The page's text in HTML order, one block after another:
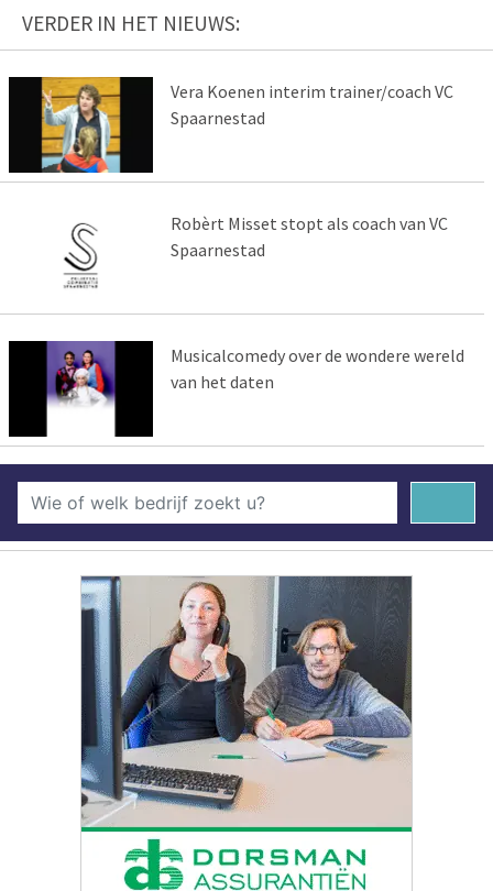
VERDER IN HET NIEUWS:
Vera Koenen interim trainer/coach VC
Spaarnestad
Robèrt Misset stopt als coach van VC
Spaarnestad
Musicalcomedy over de wondere wereld
van het daten